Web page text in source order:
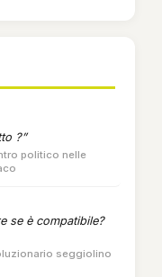
?”
politico nelle
se è compatibile?
seggiolino